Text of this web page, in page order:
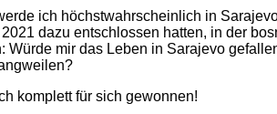
ich höchstwahrscheinlich in
dazu entschlossen hatten, in der
Würde mir das Leben in Sarajevo
komplett für sich gewonnen!